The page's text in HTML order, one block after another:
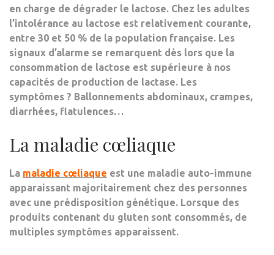
en charge de dégrader le lactose. Chez les adultes
l’intolérance au lactose est relativement courante,
entre 30 et 50 % de la population française. Les
signaux d’alarme se remarquent dès lors que la
consommation de lactose est supérieure à nos
capacités de production de lactase. Les
symptômes ? Ballonnements abdominaux, crampes,
diarrhées, flatulences…
La maladie cœliaque
La maladie cœliaque est une maladie auto-immune
apparaissant majoritairement chez des personnes
avec une prédisposition génétique. Lorsque des
produits contenant du gluten sont consommés, de
multiples symptômes apparaissent.